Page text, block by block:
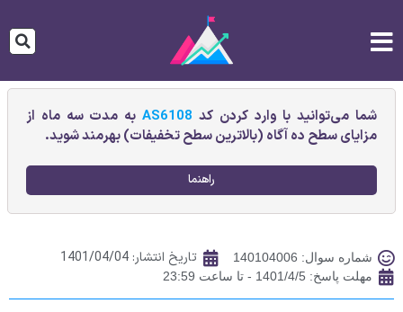
شما می‌توانید با وارد کردن کد AS6108به مدت سه ماه از
مزایای سطح ده آگاه (بالاترین سطح تخفیفات) بهرمند شوید.
راهنما
شماره سوال: 140104006 تاریخ انتشار: 1401/04/04
مهلت پاسخ: 1401/4/5 - تا ساعت 23:59